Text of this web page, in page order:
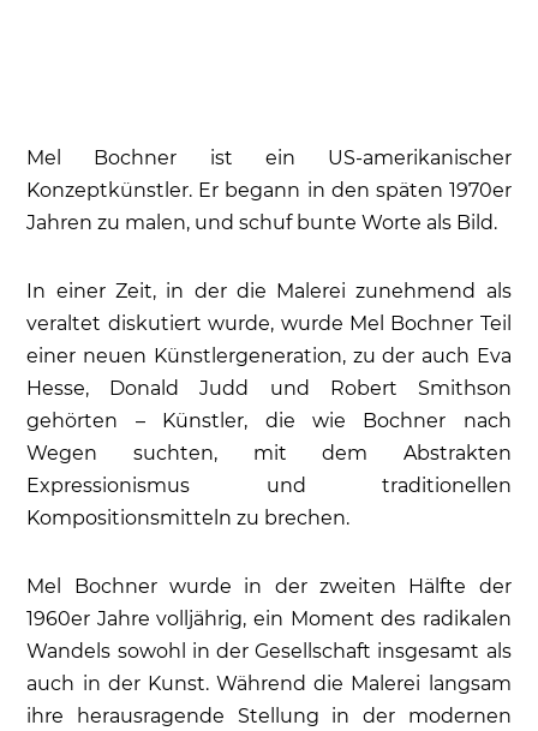
Mel Bochner ist ein US-amerikanischer
Konzeptkünstler. Er begann in den späten 1970er
Jahren zu malen, und schuf bunte Worte als Bild.
In einer Zeit, in der die Malerei zunehmend als
veraltet diskutiert wurde, wurde Mel Bochner Teil
einer neuen Künstlergeneration, zu der auch Eva
Hesse, Donald Judd und Robert Smithson
gehörten – Künstler, die wie Bochner nach
Wegen suchten, mit dem Abstrakten
Expressionismus und traditionellen
Kompositionsmitteln zu brechen.
Mel Bochner wurde in der zweiten Hälfte der
1960er Jahre volljährig, ein Moment des radikalen
Wandels sowohl in der Gesellschaft insgesamt als
auch in der Kunst. Während die Malerei langsam
ihre herausragende Stellung in der modernen